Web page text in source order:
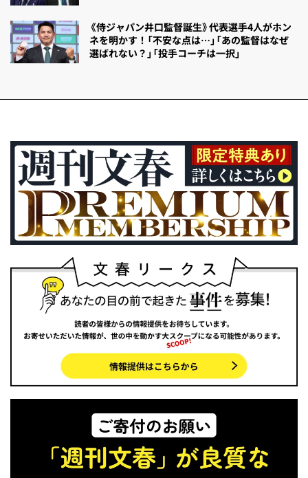
《侍ジャパン井口監督誕生》代表選手4人がホン
ネを明かす！「不安な点は…」「あの監督はなぜ
選ばれない？」「投手コーチは一択」